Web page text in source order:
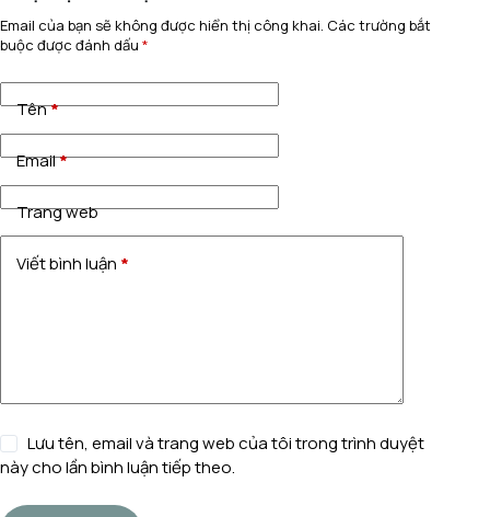
Email của bạn sẽ không được hiển thị công khai. Các trường bắt
buộc được đánh dấu *
Tên*
Email*
Trang web
Viết bình luận *
Lưu tên, email và trang web của tôi trong trình duyệt
này cho lần bình luận tiếp theo.